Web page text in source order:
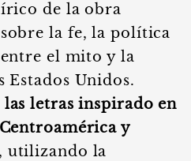
de la obra
la fe, la política
el mito y la
Estados Unidos.
letras inspirado en
y
utilizando la